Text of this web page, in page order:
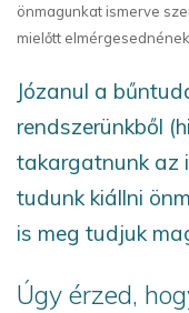
önmagunkat ismerve
mielőtt elmérgesednének.
Józanul a
rendszerünkből
takargatnunk az
tudunk kiállni
is meg tudjuk
Úgy érzed,